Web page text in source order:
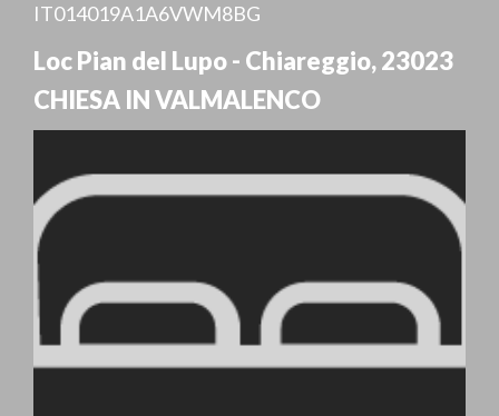
IT014019A1A6VWM8BG
Loc Pian del Lupo - Chiareggio,23023
CHIESA IN VALMALENCO